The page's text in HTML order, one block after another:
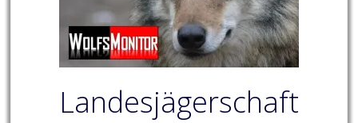
Landesjägerschaft